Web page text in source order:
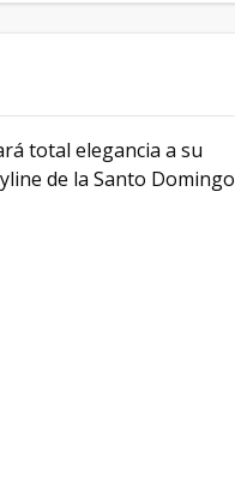
total elegancia a su
de la Santo Domingo